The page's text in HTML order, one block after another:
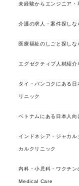
未経験からエンジニア・
介護の求人・案件探しな
医療福祉のしごと探しな
エグゼクティブ人材紹介
タイ・バンコクにある
リニック
ベトナムにある日本人
インドネシア・ジャカ
カルクリニック
内科・小児科・ワクチ
Medical Care